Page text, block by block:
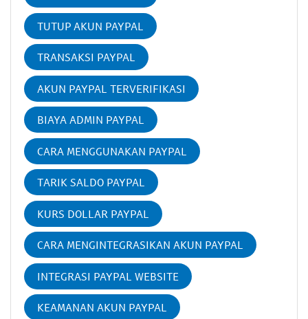
TUTUP AKUN PAYPAL
TRANSAKSI PAYPAL
AKUN PAYPAL TERVERIFIKASI
BIAYA ADMIN PAYPAL
CARA MENGGUNAKAN PAYPAL
TARIK SALDO PAYPAL
KURS DOLLAR PAYPAL
CARA MENGINTEGRASIKAN AKUN PAYPAL
INTEGRASI PAYPAL WEBSITE
KEAMANAN AKUN PAYPAL